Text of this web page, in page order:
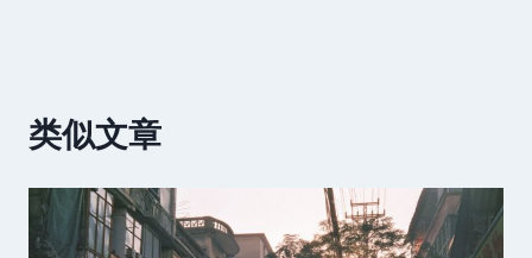
类似文章